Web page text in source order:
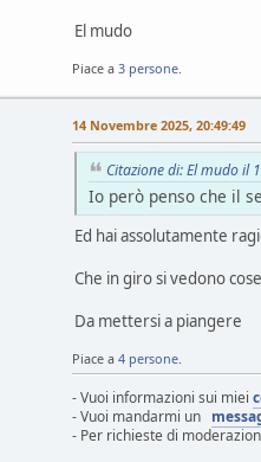
El mudo
Piace a 3 persone
14 Novembre 2025, 20:49:49
Citazione di: El mudo il
Io però penso che il
Ed hai assolutamente
Che in giro si vedono
Da mettersi a piangere
Piace a 4 persone.
- Vuoi informazioni sui miei
- Vuoi mandarmi un
- Per richieste di